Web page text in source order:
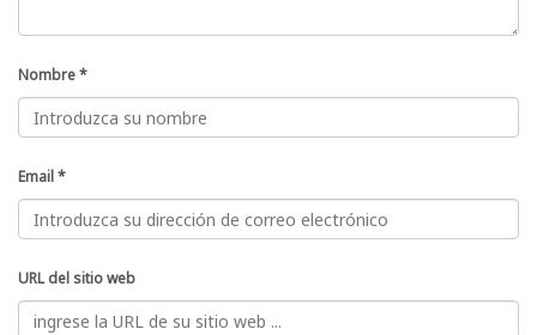
Nombre*
Email*
URL del sitio web